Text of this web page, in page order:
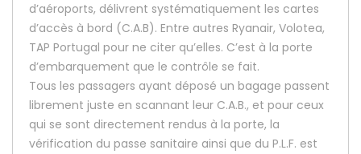
d’aéroports, délivrent systématiquement les cartes
d’accès à bord (C.A.B). Entre autres Ryanair, Volotea,
TAP Portugal pour ne citer qu’elles. C’est à la porte
d’embarquement que le contrôle se fait.
Tous les passagers ayant déposé un bagage passent
librement juste en scannant leur C.A.B., et pour ceux
qui se sont directement rendus à la porte, la
vérification du passe sanitaire ainsi que du P.L.F. est